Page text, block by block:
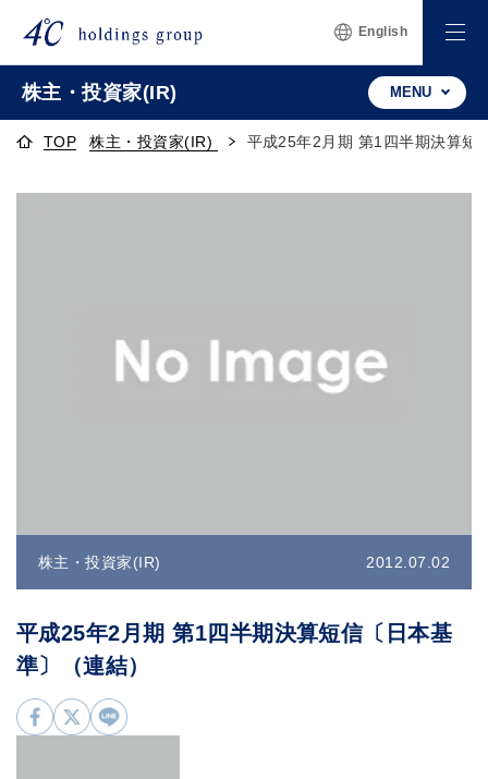
English
株主・投資家(IR) MENU
TOP 株主・投資家(IR) 平成25年2月期 第1四半期決算短
株主・投資家(IR) 2012.07.02
平成25年2月期 第1四半期決算短信〔日本基
準〕（連結）